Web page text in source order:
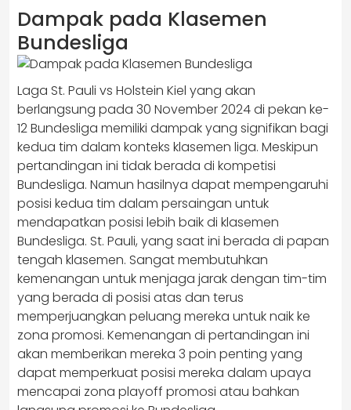
Dampak pada Klasemen
Bundesliga
Laga St. Pauli vs Holstein Kiel yang akan
berlangsung pada 30 November 2024 di pekan ke-
12 Bundesliga memiliki dampak yang signifikan bagi
kedua tim dalam konteks klasemen liga. Meskipun
pertandingan ini tidak berada di kompetisi
Bundesliga. Namun hasilnya dapat mempengaruhi
posisi kedua tim dalam persaingan untuk
mendapatkan posisi lebih baik di klasemen
Bundesliga. St. Pauli, yang saat ini berada di papan
tengah klasemen. Sangat membutuhkan
kemenangan untuk menjaga jarak dengan tim-tim
yang berada di posisi atas dan terus
memperjuangkan peluang mereka untuk naik ke
zona promosi. Kemenangan di pertandingan ini
akan memberikan mereka 3 poin penting yang
dapat memperkuat posisi mereka dalam upaya
mencapai zona playoff promosi atau bahkan